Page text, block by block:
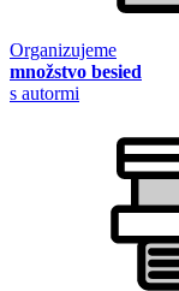
Organizujeme
množstvo besied
s autormi